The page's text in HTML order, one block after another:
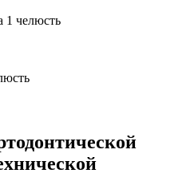
1 челюсть